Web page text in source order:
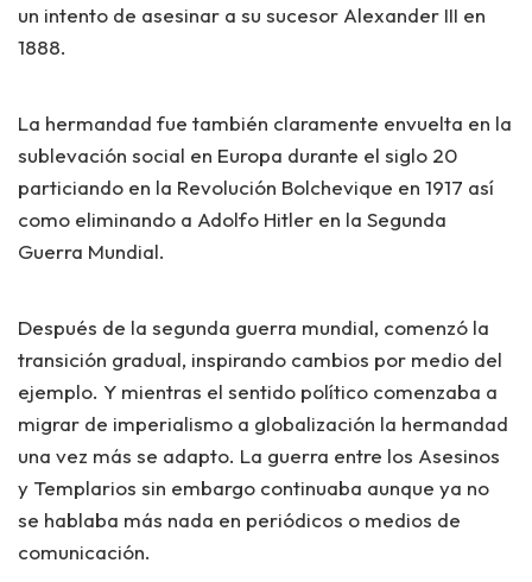
un intento de asesinar a su sucesor Alexander III en
1888.
La hermandad fue también claramente envuelta en la
sublevación social en Europa durante el siglo 20
particiando en la Revolución Bolchevique en 1917 así
como eliminando a Adolfo Hitler en la Segunda
Guerra Mundial.
Después de la segunda guerra mundial, comenzó la
transición gradual, inspirando cambios por medio del
ejemplo. Y mientras el sentido político comenzaba a
migrar de imperialismo a globalización la hermandad
una vez más se adapto. La guerra entre los Asesinos
y Templarios sin embargo continuaba aunque ya no
se hablaba más nada en periódicos o medios de
comunicación.